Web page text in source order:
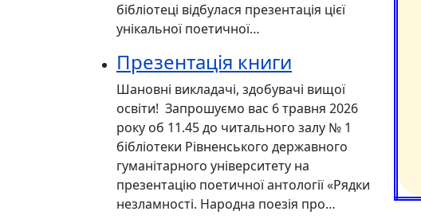
бібліотеці відбулася презентація цієї
унікальної поетичної…
Презентація книги
Шановні викладачі, здобувачі вищої
освіти! Запрошуємо вас 6 травня 2026
року об 11.45 до читального залу № 1
бібліотеки Рівненського державного
гуманітарного університету на
презентацію поетичної антології «Рядки
незламності. Народна поезія про…